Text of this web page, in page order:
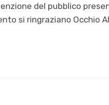
del pubblico
si ringraziano Occhio